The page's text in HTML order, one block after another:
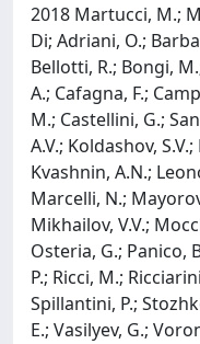
2018 Martucci, M.;
Di; Adriani, O.;
Bellotti, R.; Bongi,
A.; Cafagna, F.;
M.; Castellini, G.;
A.V.; Koldashov,
Kvashnin, A.N.;
Marcelli, N.;
Mikhailov, V.V.;
Osteria, G.; Panico,
P.; Ricci, M.;
Spillantini, P.;
E.; Vasilyev, G.;